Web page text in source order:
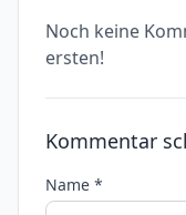
Noch keine
ersten!
Kommentar
Name *